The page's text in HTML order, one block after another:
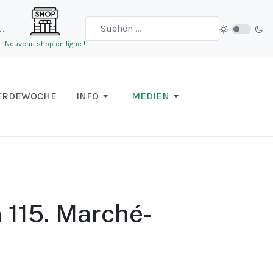
Nouveau shop en ligne !
INFO MEDIEN
Marché-